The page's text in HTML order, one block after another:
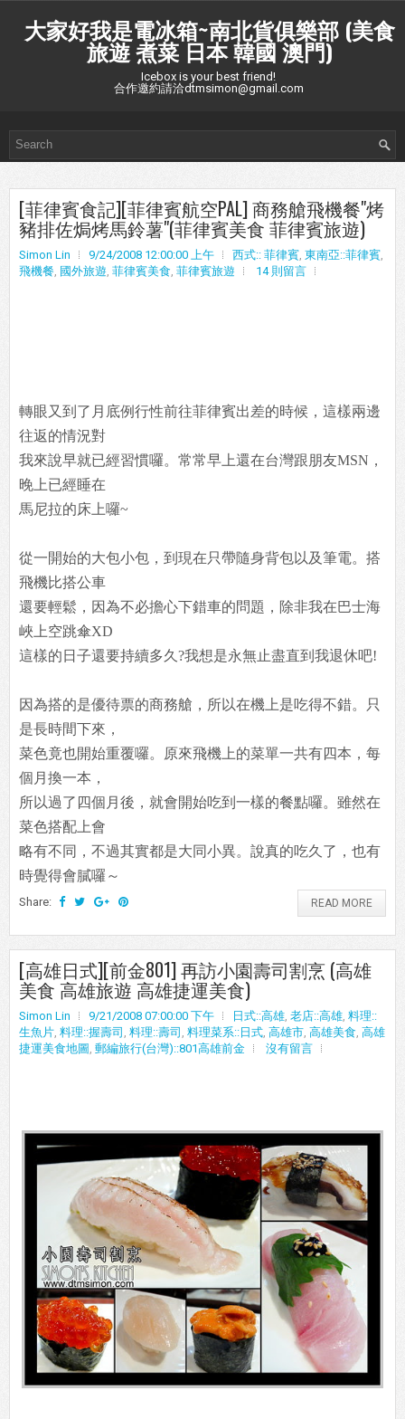
大家好我是電冰箱~南北貨俱樂部 (美食
旅遊 煮菜 日本 韓國 澳門)
Icebox is your best friend!
合作邀約請洽dtmsimon@gmail.com
[菲律賓食記][菲律賓航空PAL] 商務艙飛機餐"烤
豬排佐焗烤馬鈴薯"(菲律賓美食 菲律賓旅遊)
Simon Lin 9/24/2008 12:00:00 上午 西式:: 菲律賓, 東南亞::菲律賓,
飛機餐, 國外旅遊, 菲律賓美食, 菲律賓旅遊 14 則留言
轉眼又到了月底例行性前往菲律賓出差的時候，這樣兩邊
往返的情況對
我來說早就已經習慣囉。常常早上還在台灣跟朋友MSN，
晚上已經睡在
馬尼拉的床上囉~
從一開始的大包小包，到現在只帶隨身背包以及筆電。搭
飛機比搭公車
還要輕鬆，因為不必擔心下錯車的問題，除非我在巴士海
峽上空跳傘XD
這樣的日子還要持續多久?我想是永無止盡直到我退休吧!
因為搭的是優待票的商務艙，所以在機上是吃得不錯。只
是長時間下來，
菜色竟也開始重覆囉。原來飛機上的菜單一共有四本，每
個月換一本，
所以過了四個月後，就會開始吃到一樣的餐點囉。雖然在
菜色搭配上會
略有不同，不過其實都是大同小異。說真的吃久了，也有
時覺得會膩囉～
Share: READ MORE
[高雄日式][前金801] 再訪小園壽司割烹 (高雄
美食 高雄旅遊 高雄捷運美食)
Simon Lin 9/21/2008 07:00:00 下午 日式::高雄, 老店::高雄, 料理::
生魚片, 料理::握壽司 , 料理::壽司 , 料理菜系::日式, 高雄市, 高雄美食, 高雄
捷運美食地圖 , 郵編旅行(台灣)::801高雄前金 沒有留言